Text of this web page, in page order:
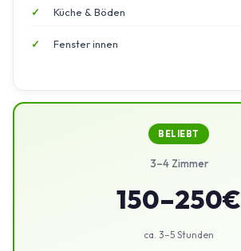
Küche & Böden
Fenster innen
BELIEBT
3–4 Zimmer
150–250€
ca. 3–5 Stunden